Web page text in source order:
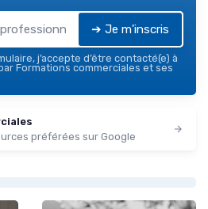
➔ Je m'inscris
j’accepte d’être contacté(e) à
Formations commerciales et ses
préférées sur Google